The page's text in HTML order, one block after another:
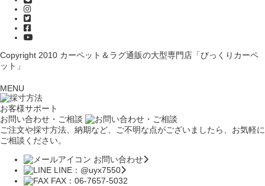
Copyright 2010 カーペット＆ラグ通販の大型専門店「びっくりカーペ
ット」
MENU
お客様サポート
お問い合わせ・ご相談
ご注文や採寸方法、納期など、ご不明な点がございましたら、お気軽に
ご相談ください。
お問い合わせ
LINE：@uyx7550
FAX：06-7657-5032